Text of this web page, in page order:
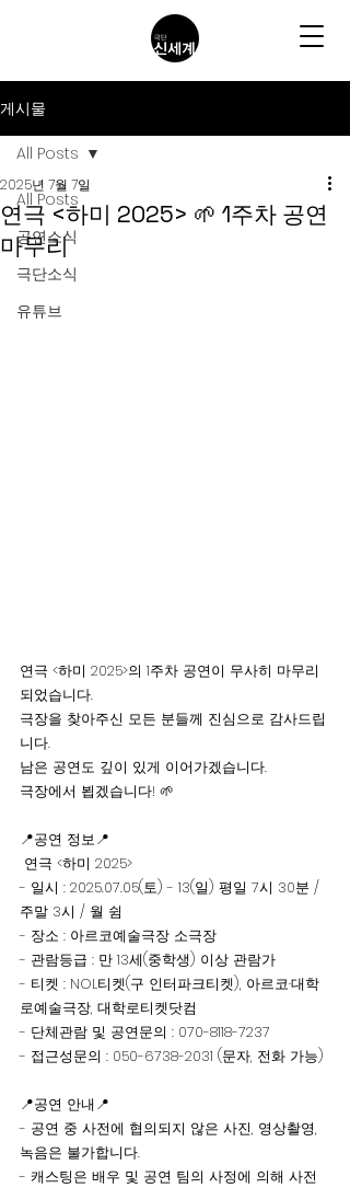
게시물
All Posts
공연소식
극단소식
유튜브
All Posts
연극 <하미 2025> 🌱 1주차 공연
마무리
2025년 7월 7일
연극 <하미 2025>의 1주차 공연이 무사히 마무리
되었습니다.
극장을 찾아주신 모든 분들께 진심으로 감사드립
니다.
남은 공연도 깊이 있게 이어가겠습니다.
극장에서 뵙겠습니다! 🌱
📍공연 정보📍
연극 <하미 2025>
- 일시 : 2025.07.05(토) - 13(일) 평일 7시 30분 /
주말 3시 / 월 쉼
- 장소 : 아르코예술극장 소극장
- 관람등급 : 만 13세(중학생) 이상 관람가
- 티켓 : NOL티켓(구 인터파크티켓), 아르코·대학
로예술극장, 대학로티켓닷컴
- 단체관람 및 공연문의 : 070-8118-7237
- 접근성문의 : 050-6738-2031 (문자, 전화 가능)
📍공연 안내📍
- 공연 중 사전에 협의되지 않은 사진, 영상촬영,
녹음은 불가합니다.
- 캐스팅은 배우 및 공연 팀의 사정에 의해 사전